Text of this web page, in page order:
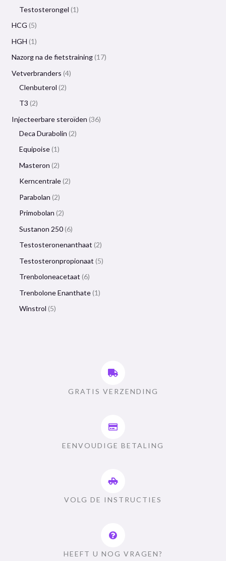
Testosterongel 1
HCG 5
HGH 1
Nazorg na de fietstraining 17
Vetverbranders 4
Clenbuterol 2
T3 2
Injecteerbare steroïden 36
Deca Durabolin 2
Equipoise 1
Masteron 2
Kerncentrale 2
Parabolan 2
Primobolan 2
Sustanon 250 6
Testosteronenanthaat 2
Testosteronpropionaat 5
Trenboloneacetaat 6
Trenbolone Enanthate 1
Winstrol 5
GRATIS VERZENDING
EENVOUDIGE BETALING
VOLG DE INSTRUCTIES
HEEFT U NOG VRAGEN?